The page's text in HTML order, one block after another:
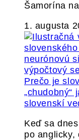
Šamorína
1. augusta
Prečo je
slovenskí
Keď sa
po